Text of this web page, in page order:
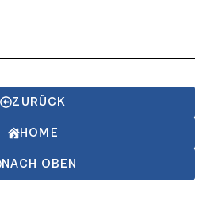
ZURÜCK
HOME
NACH OBEN